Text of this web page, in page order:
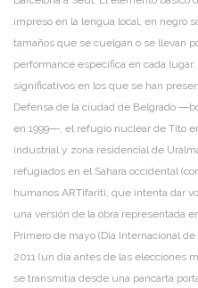
impreso en la lengua local, en negro
tamaños que se cuelgan o se llevan
performance específica en cada
significativos en los que se han
Defensa de la ciudad de Belgrado
en 1999―, el refugio nuclear de Tito
industrial y zona residencial de
refugiados en el Sáhara occidental
humanos ARTifariti, que intenta dar
una versión de la obra representada
Primero de mayo (Día Internacional
2011 (un día antes de las elecciones
se transmitía desde una pancarta